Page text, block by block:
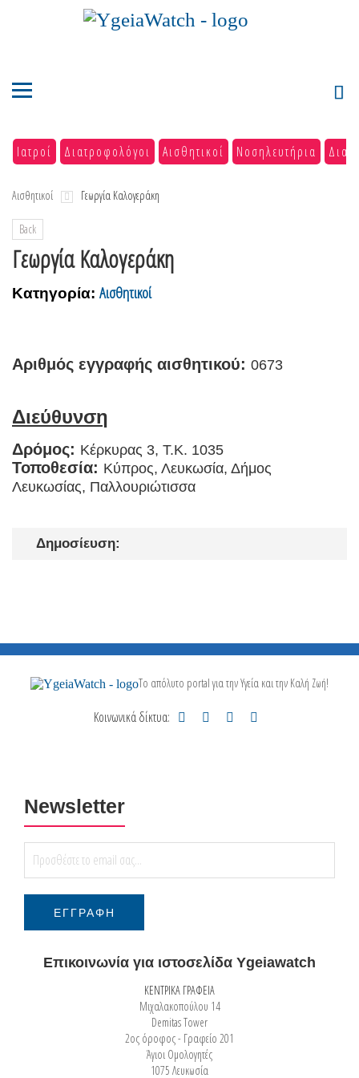
Ιατροί Διατροφολόγοι Αισθητικοί Νοσηλευτήρια
Αισθητικοί Γεωργία Καλογεράκη
Back
Γεωργία Καλογεράκη
Κατηγορία: Αισθητικοί
Αριθμός εγγραφής αισθητικού: 0673
Διεύθυνση
Δρόμος: Κέρκυρας 3, Τ.Κ. 1035
Τοποθεσία: Κύπρος, Λευκωσία, Δήμος
Λευκωσίας, Παλλουριώτισσα
Δημοσίευση:
Το απόλυτο portal για την Υγεία και την Καλή Ζωή!
Κοινωνικά δίκτυα:
Newsletter
Επικοινωνία για ιστοσελίδα Ygeiawatch
ΚΕΝΤΡΙΚΑ ΓΡΑΦΕΙΑ
Μιχαλακοπούλου 14
Demitas Tower
2ος όροφος - Γραφείο 201
Άγιοι Ομολογητές
1075 Λευκωσία